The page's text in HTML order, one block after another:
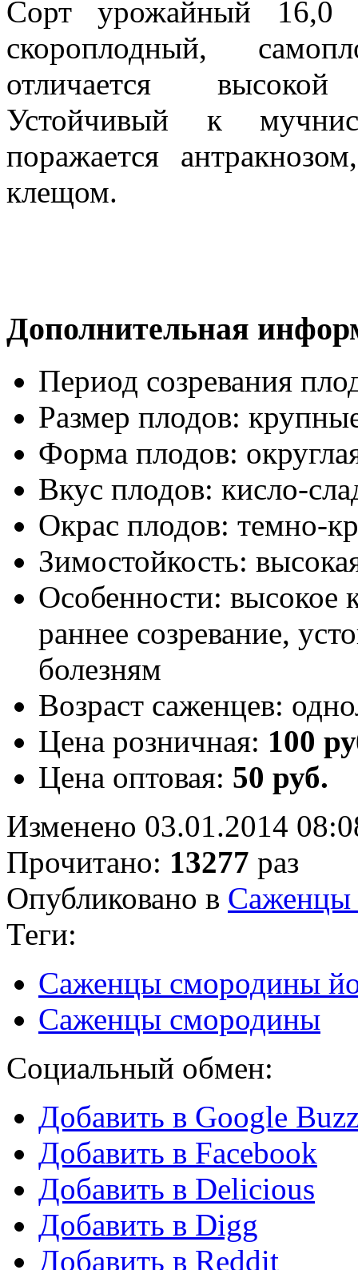
Сорт урожайный 16,0
скороплодный,
отличается высокой
Устойчивый к
поражается
клещом.
Дополнительная
Период созревания
Размер плодов:
Форма плодов:
Вкус плодов: кисло-
Окрас плодов: темно-
Зимостойкость:
Особенности: высокое
раннее созревание,
болезням
Возраст саженцев:
Цена розничная: 100
Цена оптовая: 50 руб.
Изменено 03.01.2014
Прочитано: 13277 раз
Опубликовано в Саженцы
Теги:
Саженцы смородины
Саженцы смородины
Социальный обмен:
Добавить в Google
Добавить в Facebook
Добавить в Delicious
Добавить в Digg
Добавить в Reddit